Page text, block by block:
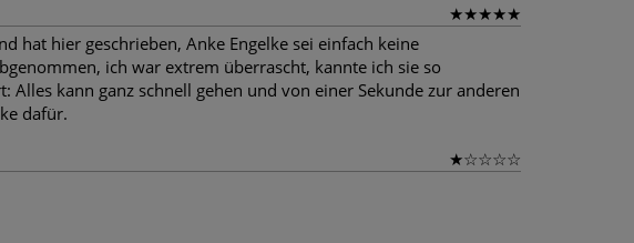
★★★★★
hat hier geschrieben, Anke Engelke sei einfach keine
ich war extrem überrascht, kannte ich sie so
kann ganz schnell gehen und von einer Sekunde zur anderen
dafür.
★☆☆☆☆